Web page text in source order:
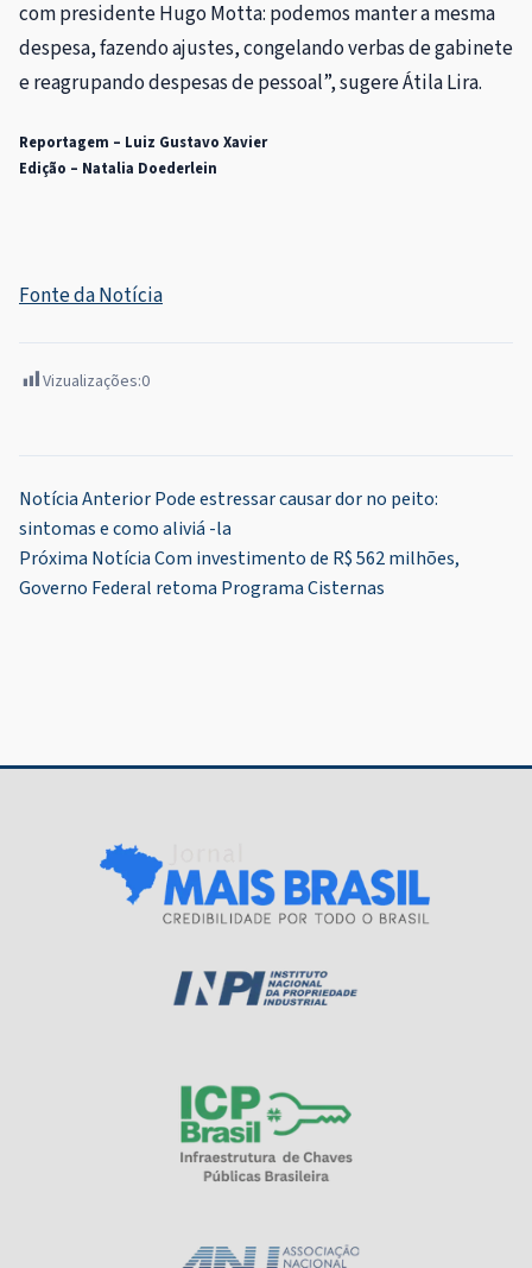
com presidente Hugo Motta: podemos manter a mesma
despesa, fazendo ajustes, congelando verbas de gabinete
e reagrupando despesas de pessoal”, sugere Átila Lira.
Reportagem – Luiz Gustavo Xavier
Edição – Natalia Doederlein
Fonte da Notícia
Vizualizações:0
Navegação
de
Post
Notícia AnteriorPode estressar causar dor no peito:
sintomas e como aliviá -la
Próxima NotíciaCom investimento de R$ 562 milhões,
Governo Federal retoma Programa Cisternas